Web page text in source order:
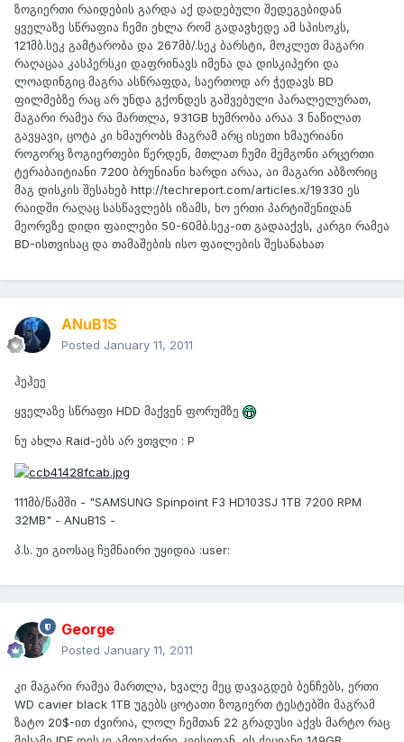
ზოგიერთი რაიდების გარდა აქ დადებული შედეგებიდან
ყველაზე სწრაფია ჩემი ეხლა რომ გადავხედე ამ სპისოკს,
121მბ.სეკ გამტარობა და 267მბ/.სეკ ბარსტი, მოკლეთ მაგარი
რაღაცაა კასპერსკი დაფრინავს იმენა და დისკიპერი და
ლოადინგიც მაგრა ასწრაფდა, საერთოდ არ ჭედავს BD
ფილმებზე რაც არ უნდა გქონდეს გაშვებული პარალელურათ,
მაგარი რამეა რა მართლა, 931GB ხუმრობა არაა 3 ნაწილათ
გავყავი, ცოტა კი ხმაურობს მაგრამ არც ისეთი ხმაურიანი
როგორც ზოგიერთები წერდენ, მთლათ ჩუმი მემგონი არცერთი
ტერაბაიტიანი 7200 ბრუნიანი ხარდი არაა, აი მაგარი აბზორიც
მაგ დისკის შესახებ http://techreport.com/articles.x/19330 ეს
რაიდში რაღაც სასწავლებს იზამს, ხო ერთი პარტიშენიდან
მეორეზე დიდი ფაილები 50-60მბ.სეკ-ით გადააქვს, კარგი რამეა
BD-ისთვისაც და თამაშების ისო ფაილების შესანახათ
ANuB1S
Posted January 11, 2011
ჰეჰეე
ყველაზე სწრაფი HDD მაქვენ ფორუმზე
ნუ ახლა Raid-ებს არ ვთვლი : P
111მბ/წამში - "SAMSUNG Spinpoint F3 HD103SJ 1TB 7200 RPM
32MB" - ANuB1S -
პ.ს. უი გიოსაც ჩემნაირი უყიდია :user:
George
Posted January 11, 2011
კი მაგარი რამეა მართლა, ხვალე მეც დავაგდებ ბენჩებს, ერთი
WD cavier black 1TB უგებს ცოტათი ზოგიერთ ტესტებში მაგრამ
ზატო 20$-ით ძვირია, ლოლ ჩემთან 22 გრადუსი აქვს მარტო რაც